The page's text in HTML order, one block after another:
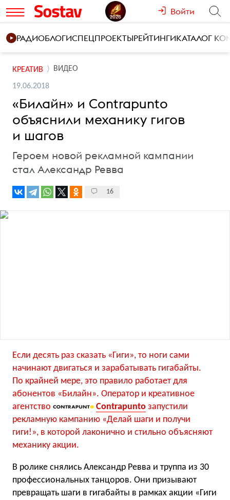
Войти
РАДИОБЛОГИСПЕЦПРОЕКТЫРЕЙТИНГИКАТАЛОГ
КРЕАТИВ ВИДЕО
19.06.2018
«Билайн» и Contrapunto
объяснили механику гигов
и шагов
Героем новой рекламной кампании
стал Александр Ревва
16
Если десять раз сказать «Гиги», то ноги сами
начинают двигаться и зарабатывать гигабайты.
По крайней мере, это правило работает для
абонентов «Билайн». Оператор и креативное
агентство
Contrapunto запустили
рекламную кампанию «Делай шаги и получи
гиги!», в которой лаконично и стильно объясняют
механику акции.
В ролике снялись Александр Ревва и труппа из 30
профессиональных танцоров. Они призывают
превращать шаги в гигабайты в рамках акции «Гиги